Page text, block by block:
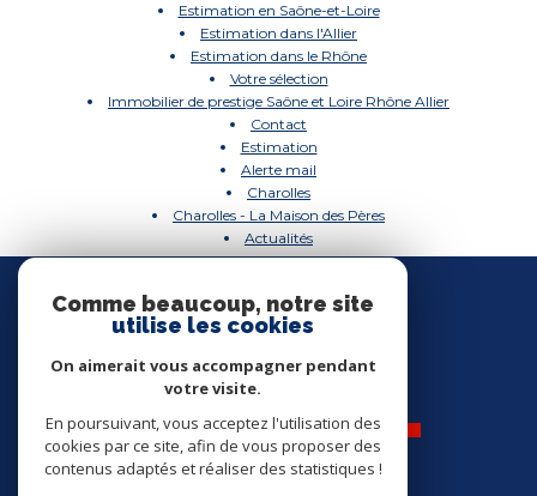
Estimation en Saône-et-Loire
Estimation dans l'Allier
Estimation dans le Rhône
Votre sélection
Immobilier de prestige Saône et Loire Rhône Allier
Contact
Estimation
Alerte mail
Charolles
Charolles - La Maison des Pères
Actualités
SUIVRE
Nos
Comme beaucoup, notre site
utilise les cookies
On aimerait vous accompagner pendant
votre visite.
En poursuivant, vous acceptez l'utilisation des
cookies par ce site, afin de vous proposer des
contenus adaptés et réaliser des statistiques !